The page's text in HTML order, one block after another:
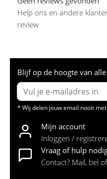
Help ons en andere
review
Blijf op de hoogte van
* Wij delen jouw email nooit
Mijn account
Inloggen /
Vraag of hulp
Contact? Mail, bel